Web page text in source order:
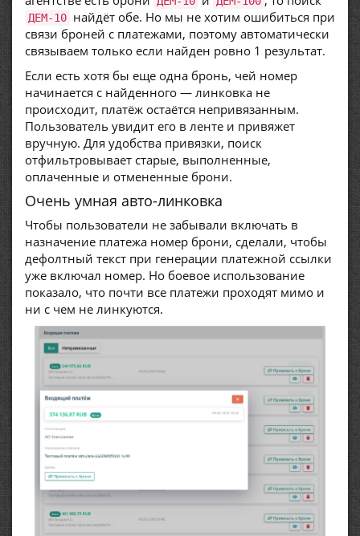
ДЕМ-10 найдёт обе. Но мы не хотим ошибиться при
связи броней с платежами, поэтому автоматически
связываем только если найден ровно 1 результат.
Если есть хотя бы еще одна бронь, чей номер
начинается с найденного — линковка не
происходит, платёж остаётся непривязанным.
Пользователь увидит его в ленте и привяжет
вручную. Для удобства привязки, поиск
отфильтровывает старые, выполненные,
оплаченные и отмененные брони.
Очень умная авто-линковка
Чтобы пользователи не забывали включать в
назначение платежа номер брони, сделали, чтобы
дефолтный текст при генерации платежной ссылки
уже включал номер. Но боевое использование
показало, что почти все платежи проходят мимо и
ни с чем не линкуются.